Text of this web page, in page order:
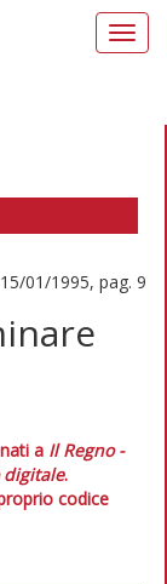
01/1995, pag. 9
a Il Regno -
digitale.
codice